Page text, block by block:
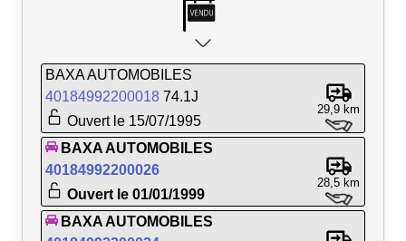
BAXA AUTOMOBILES
40184992200018 74.1J
Ouvert le 15/07/1995
29,9 km
BAXA AUTOMOBILES
40184992200026
Ouvert le 01/01/1999
28,5 km
BAXA AUTOMOBILES